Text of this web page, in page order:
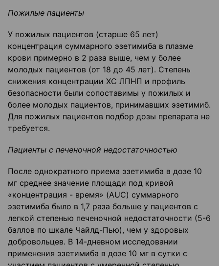
Пожилые пациенты
У пожилых пациентов (старше 65 лет)
концентрация суммарного эзетимиба в плазме
крови примерно в 2 раза выше, чем у более
молодых пациентов (от 18 до 45 лет). Степень
снижения концентрации ХС ЛПНП и профиль
безопасности были сопоставимы у пожилых и
более молодых пациентов, принимавших эзетимиб.
Для пожилых пациентов подбор дозы препарата не
требуется.
Пациенты с печеночной недостаточностью
После однократного приема эзетимиба в дозе 10
мг среднее значение площади под кривой
«концентрация - время» (AUC) суммарного
эзетимиба было в 1,7 раза больше у пациентов с
легкой степенью печеночной недостаточности (5-6
баллов по шкале Чайлд-Пью), чем у здоровых
добровольцев. В 14-дневном исследовании
применения эзетимиба в дозе 10 мг в сутки с